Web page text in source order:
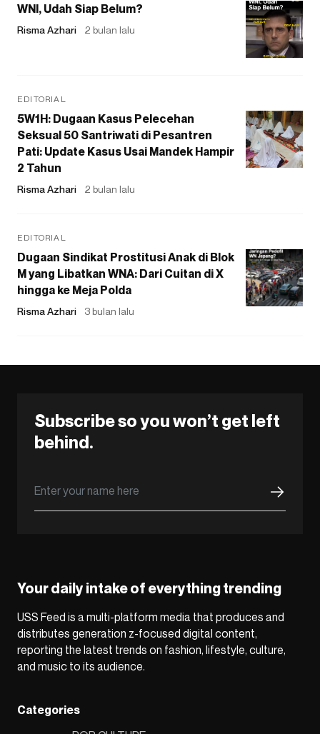
WNI, Udah Siap Belum?
Risma Azhari 2 bulan lalu
EDITORIAL
5W1H: Dugaan Kasus Pelecehan
Seksual 50 Santriwati di Pesantren
Pati: Update Kasus Usai Mandek Hampir
2 Tahun
Risma Azhari 2 bulan lalu
EDITORIAL
Dugaan Sindikat Prostitusi Anak di Blok
M yang Libatkan WNA: Dari Cuitan di X
hingga ke Meja Polda
Risma Azhari 3 bulan lalu
Subscribe so you won’t get left
behind.
Your daily intake of everything trending
USS Feed is a multi-platform media that produces and
distributes generation z-focused digital content,
reporting the latest trends on fashion, lifestyle, culture,
and music to its audience.
Categories